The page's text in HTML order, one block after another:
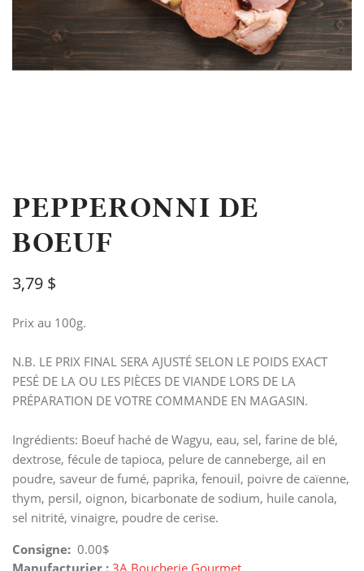
PEPPERONNI DE
BOEUF
3,79 $
Prix au 100g.
N.B. LE PRIX FINAL SERA AJUSTÉ SELON LE POIDS EXACT
PESÉ DE LA OU LES PIÈCES DE VIANDE LORS DE LA
PRÉPARATION DE VOTRE COMMANDE EN MAGASIN.
Ingrédients: Boeuf haché de Wagyu, eau, sel, farine de blé,
dextrose, fécule de tapioca, pelure de canneberge, ail en
poudre, saveur de fumé, paprika, fenouil, poivre de caïenne,
thym, persil, oignon, bicarbonate de sodium, huile canola,
sel nitrité, vinaigre, poudre de cerise.
Consigne: 0.00$
Manufacturier : 3A Boucherie Gourmet